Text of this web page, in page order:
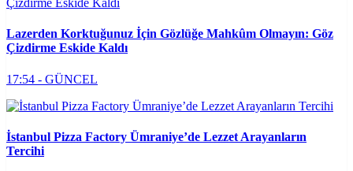
Lazerden Korktuğunuz İçin Gözlüğe Mahkûm Olmayın: Göz
Çizdirme Eskide Kaldı
17:54 - GÜNCEL
İstanbul Pizza Factory Ümraniye’de Lezzet Arayanların
Tercihi